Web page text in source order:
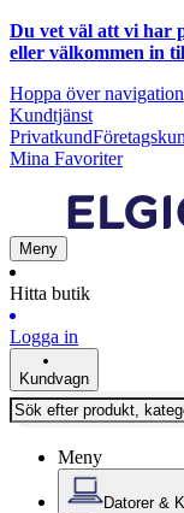
Du vet väl att vi har
eller välkommen in
Hoppa över navigation
Kundtjänst
Privatkund
Mina Favoriter
Meny
Hitta butik
Logga in
Kundvagn
Meny
Datorer &